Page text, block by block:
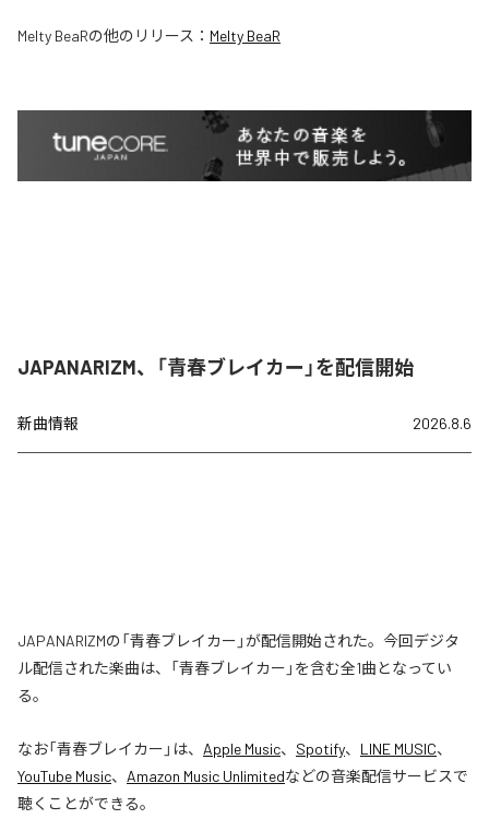
Melty BeaRの他のリリース： Melty BeaR
JAPANARIZM、「青春ブレイカー」を配信開始
新曲情報 2026.8.6
JAPANARIZMの「青春ブレイカー」が配信開始された。今回デジタ
ル配信された楽曲は、「青春ブレイカー」を含む全1曲となってい
る。
なお「青春ブレイカー 」は、 Apple Music、 Spotify、 LINE MUSIC、
YouTube Music、 Amazon Music Unlimitedなどの音楽配信サービスで
聴くことができる。